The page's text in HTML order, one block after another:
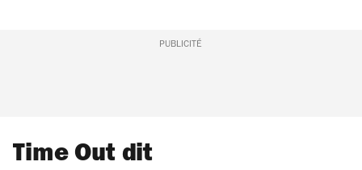
PUBLICITÉ
Time Out dit